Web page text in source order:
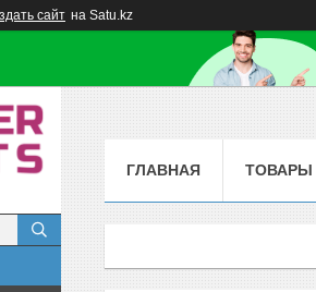
сайт на Satu.kz
ГЛАВНАЯ ТОВАРЫ